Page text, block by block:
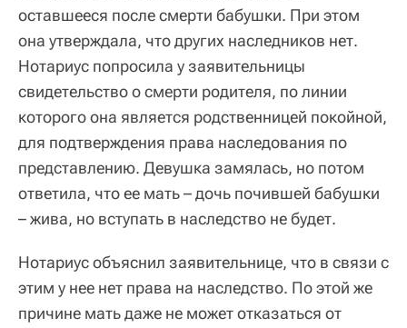
оставшееся после смерти бабушки. При этом
она утверждала, что других наследников нет.
Нотариус попросила у заявительницы
свидетельство о смерти родителя, по линии
которого она является родственницей покойной,
для подтверждения права наследования по
представлению. Девушка замялась, но потом
ответила, что ее мать – дочь почившей бабушки
– жива, но вступать в наследство не будет.
Нотариус объяснил заявительнице, что в связи с
этим у нее нет права на наследство. По этой же
причине мать даже не может отказаться от